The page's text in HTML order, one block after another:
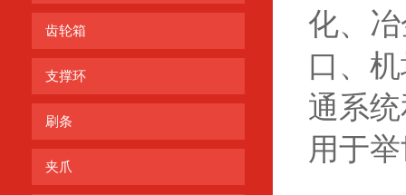
齿轮箱
支撑环
刷条
夹爪
化、
口、
通系
用于